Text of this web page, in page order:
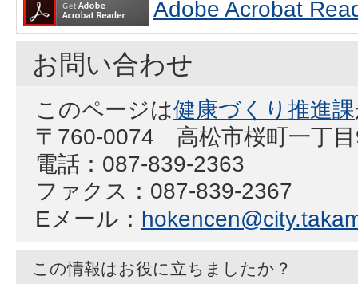
Adobe Acrobat
お問い合わせ
このページは健康づくり推進課
〒760-0074 高松市桜町一丁
電話：087-839-2363
ファクス：087-839-2367
Eメール：
この情報はお役に立ちましたか？